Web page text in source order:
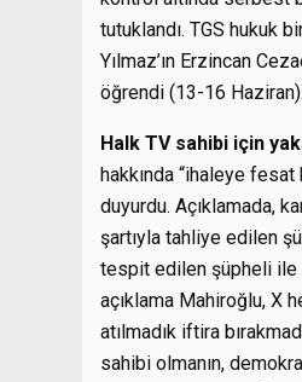
tutuklandı. TGS hukuk
Yılmaz’ın Erzincan
öğrendi (13-16 Haziran).
Halk TV sahibi için
hakkında “ihaleye fesat
duyurdu. Açıklamada,
şartıyla tahliye edilen
tespit edilen şüpheli ile
açıklama Mahiroğlu, X
atılmadık iftira
sahibi olmanın,